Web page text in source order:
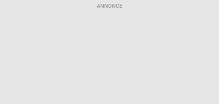
ANNONCE